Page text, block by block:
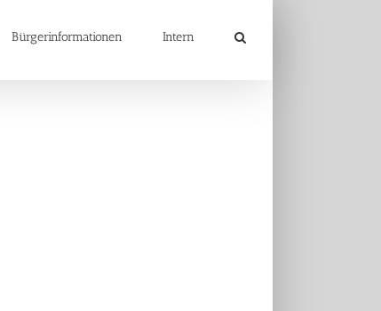
Bürgerinformationen Intern